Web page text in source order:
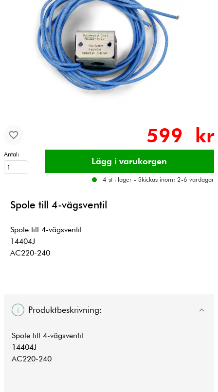
599 kr
Antal:
4 st i lager - Skickas inom: 2-6 vardagar
Spole till 4-vägsventil
Spole till 4-vägsventil
14404J
AC220-240
Produktbeskrivning:
Spole till 4-vägsventil
14404J
AC220-240